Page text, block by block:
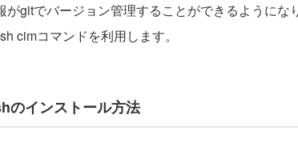
がgitでバージョン管理することができるようにな
cimコマンドを利用します。
のインストール方法